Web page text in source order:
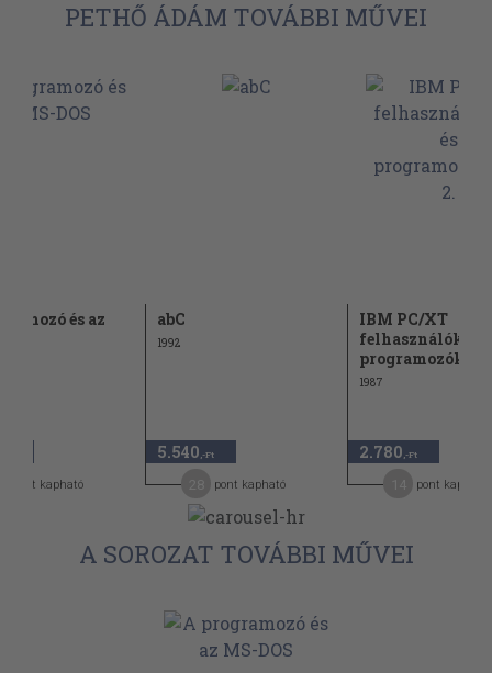
PETHŐ ÁDÁM TOVÁBBI MŰVEI
és az
pont kapható
abC
1992
5.540 ,-Ft
pont kapható
IBM PC/XT
1987
2.780 ,-Ft
pont kapható
A SOROZAT TOVÁBBI MŰVEI